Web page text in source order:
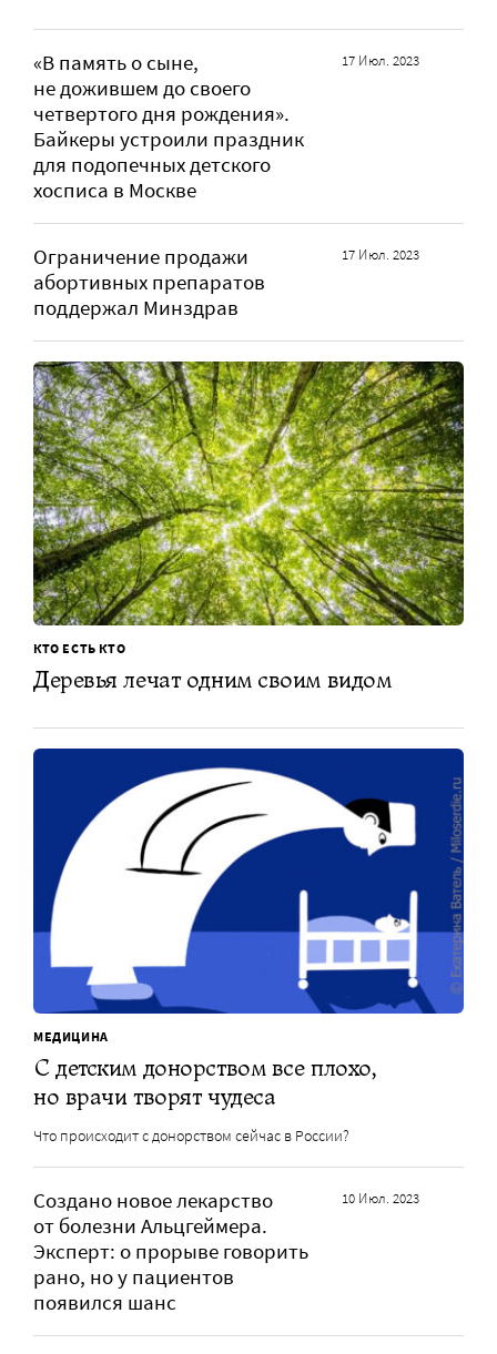
«В память о сыне,
не дожившем до своего
четвертого дня рождения».
Байкеры устроили праздник
для подопечных детского
хосписа в Москве
17 Июл. 2023
Ограничение продажи
абортивных препаратов
поддержал Минздрав
17 Июл. 2023
КТО ЕСТЬ КТО
Деревья лечат одним своим видом
МЕДИЦИНА
С детским донорством все плохо,
но врачи творят чудеса
Что происходит с донорством сейчас в России?
Создано новое лекарство
от болезни Альцгеймера.
Эксперт: о прорыве говорить
рано, но у пациентов
появился шанс
10 Июл. 2023